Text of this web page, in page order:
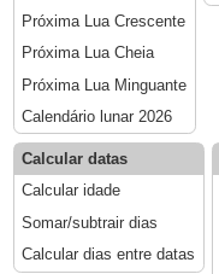
Próxima Lua Crescente
Próxima Lua Cheia
Próxima Lua Minguante
Calendário lunar 2026
Calcular datas
Calcular idade
Somar/subtrair dias
Calcular dias entre datas